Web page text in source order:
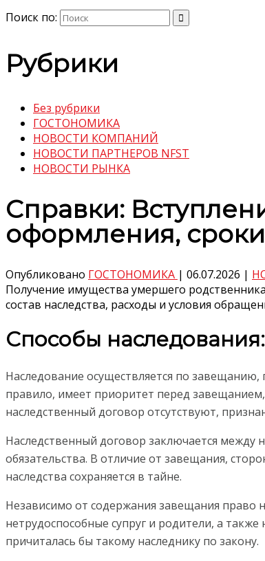
Поиск по:
Рубрики
Без рубрики
ГОСТОНОМИКА
НОВОСТИ КОМПАНИЙ
НОВОСТИ ПАРТНЕРОВ NFST
НОВОСТИ РЫНКА
Справки:
оформления,
Опубликовано ГОСТОНОМИКА | 06.07.2026 |
Получение имущества умершего
состав наследства, расходы и условия
Способы
Наследование осуществляется по завещанию,
правило, имеет приоритет перед
наследственный договор отсутствуют,
Наследственный договор заключается
обязательства. В отличие от завещания,
наследства сохраняется в тайне.
Независимо от содержания завещания право
нетрудоспособные супруг и родители, а
причиталась бы такому наследнику по закону.